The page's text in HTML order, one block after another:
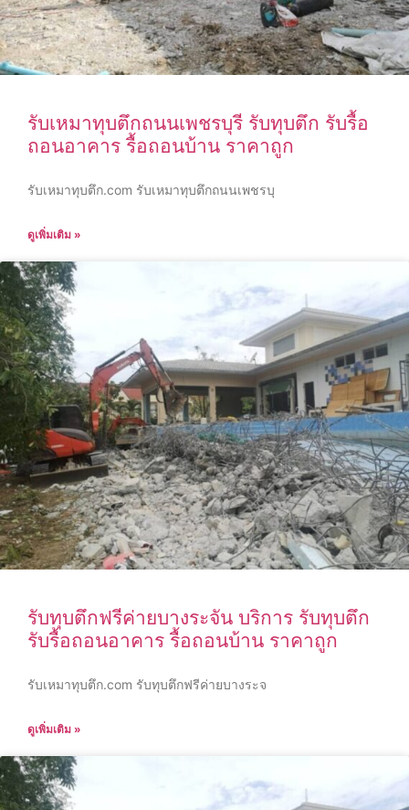
รับเหมาทุบตึกถนนเพชรบุรี รับทุบตึก รับรื้อ
ถอนอาคาร รื้อถอนบ้าน ราคาถูก
รับเหมาทุบตึก.com รับเหมาทุบตึกถนนเพชรบุ
ดูเพิ่มเติม »
รับทุบตึกฟรีค่ายบางระจัน บริการ รับทุบตึก
รับรื้อถอนอาคาร รื้อถอนบ้าน ราคาถูก
รับเหมาทุบตึก.com รับทุบตึกฟรีค่ายบางระจ
ดูเพิ่มเติม »